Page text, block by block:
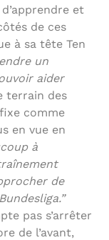
et
de ces
à sa tête Ten
un
aider
terrain des
comme
en vue en
à
de
pas s’arrêter
de l’avant,